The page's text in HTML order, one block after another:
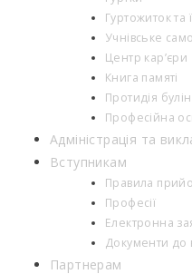
Гуртожиток та
Учнівське
Центр кар’єри
Книга памяті
Протидія
Професійна
Адміністрація та
Вступникам
Правила
Професії
Електронна
Документи до
Партнерам